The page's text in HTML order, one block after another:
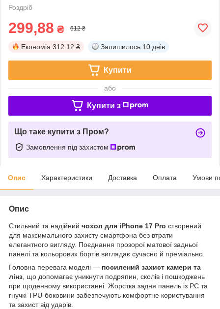
Роздріб
299,88 ₴ 612 ₴
Економія 312.12 ₴ Залишилось 10 днів
Купити
або
Купити з
Що таке купити з Пром?
Замовлення під захистом
Опис Характеристики Доставка Оплата Умови
Опис
Стильний та надійний чохол для iPhone 17 Pro створений
для максимального захисту смартфона без втрати
елегантного вигляду. Поєднання прозорої матової задньої
панелі та кольорових бортів виглядає сучасно й преміально.
Головна перевага моделі — посилений захист камери та
лінз , що допомагає уникнути подряпин, сколів і пошкоджень
при щоденному використанні. Жорстка задня панель із PC та
гнучкі TPU-боковини забезпечують комфортне користування
та захист від ударів.